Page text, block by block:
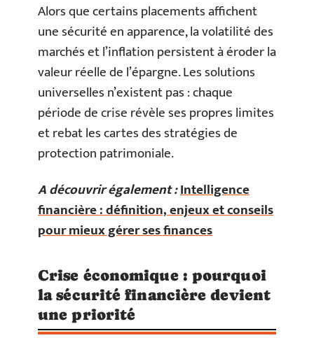
Alors que certains placements affichent
une sécurité en apparence, la volatilité des
marchés et l’inflation persistent à éroder la
valeur réelle de l’épargne. Les solutions
universelles n’existent pas : chaque
période de crise révèle ses propres limites
et rebat les cartes des stratégies de
protection patrimoniale.
A découvrir également :Intelligence
financière : définition, enjeux et conseils
pour mieux gérer ses finances
Crise économique : pourquoi
la sécurité financière devient
une priorité